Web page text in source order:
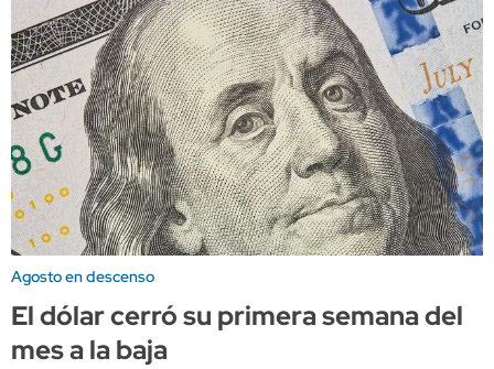
Agosto en descenso
El dólar cerró su primera semana del
mes a la baja